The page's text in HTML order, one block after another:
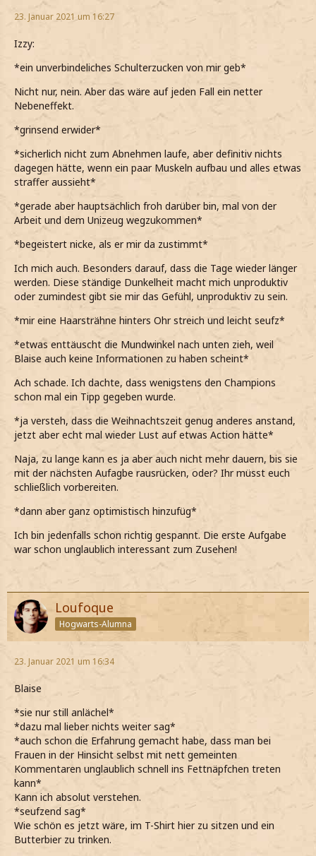
23. Januar 2021 um 16:27
Izzy:
*ein unverbindeliches Schulterzucken von mir geb*
Nicht nur, nein. Aber das wäre auf jeden Fall ein netter
Nebeneffekt.
*grinsend erwider*
*sicherlich nicht zum Abnehmen laufe, aber definitiv nichts
dagegen hätte, wenn ein paar Muskeln aufbau und alles etwas
straffer aussieht*
*gerade aber hauptsächlich froh darüber bin, mal von der
Arbeit und dem Unizeug wegzukommen*
*begeistert nicke, als er mir da zustimmt*
Ich mich auch. Besonders darauf, dass die Tage wieder länger
werden. Diese ständige Dunkelheit macht mich unproduktiv
oder zumindest gibt sie mir das Gefühl, unproduktiv zu sein.
*mir eine Haarsträhne hinters Ohr streich und leicht seufz*
*etwas enttäuscht die Mundwinkel nach unten zieh, weil
Blaise auch keine Informationen zu haben scheint*
Ach schade. Ich dachte, dass wenigstens den Champions
schon mal ein Tipp gegeben wurde.
*ja versteh, dass die Weihnachtszeit genug anderes anstand,
jetzt aber echt mal wieder Lust auf etwas Action hätte*
Naja, zu lange kann es ja aber auch nicht mehr dauern, bis sie
mit der nächsten Aufagbe rausrücken, oder? Ihr müsst euch
schließlich vorbereiten.
*dann aber ganz optimistisch hinzufüg*
Ich bin jedenfalls schon richtig gespannt. Die erste Aufgabe
war schon unglaublich interessant zum Zusehen!
Loufoque
Hogwarts-Alumna
23. Januar 2021 um 16:34
Blaise
*sie nur still anlächel*
*dazu mal lieber nichts weiter sag*
*auch schon die Erfahrung gemacht habe, dass man bei
Frauen in der Hinsicht selbst mit nett gemeinten
Kommentaren unglaublich schnell ins Fettnäpfchen treten
kann*
Kann ich absolut verstehen.
*seufzend sag*
Wie schön es jetzt wäre, im T-Shirt hier zu sitzen und ein
Butterbier zu trinken.